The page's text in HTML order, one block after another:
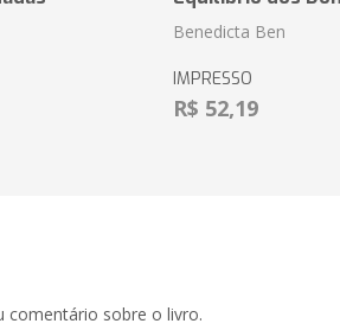
Benedicta Ben
IMPRESSO
R$ 52,19
comentário sobre o livro.